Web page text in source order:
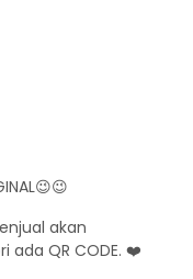
akan
ada QR CODE. ❤️